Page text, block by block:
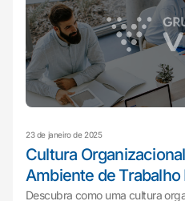
23 de janeiro de 2025
Cultura
Ambiente de
Descubra como uma cultura